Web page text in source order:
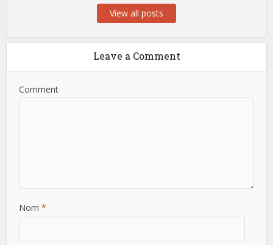
View all posts
Leave a Comment
Comment
Nom*